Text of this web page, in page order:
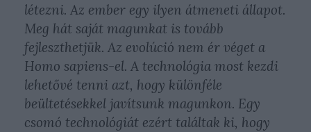
létezni. Az ember egy ilyen átmeneti állapot.
Meg hát saját magunkat is tovább
fejleszthetjük. Az evolúció nem ér véget a
Homo sapiens-el. A technológia most kezdi
lehetővé tenni azt, hogy különféle
beültetésekkel javítsunk magunkon. Egy
csomó technológiát ezért találtak ki, hogy